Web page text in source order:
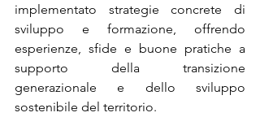
implementato strategie concrete di
sviluppo e formazione, offrendo
esperienze, sfide e buone pratiche a
supporto della transizione
generazionale e dello sviluppo
sostenibile del territorio.